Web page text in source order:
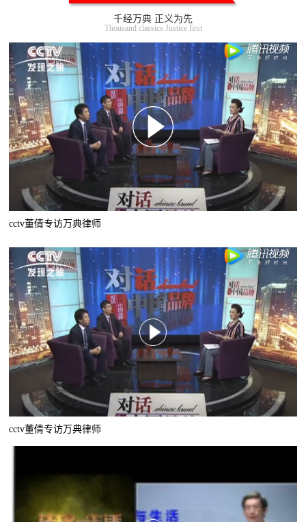
千经万典 正义为先
Thousand classics Justice first
cctv董倩专访万典律师
cctv董倩专访万典律师